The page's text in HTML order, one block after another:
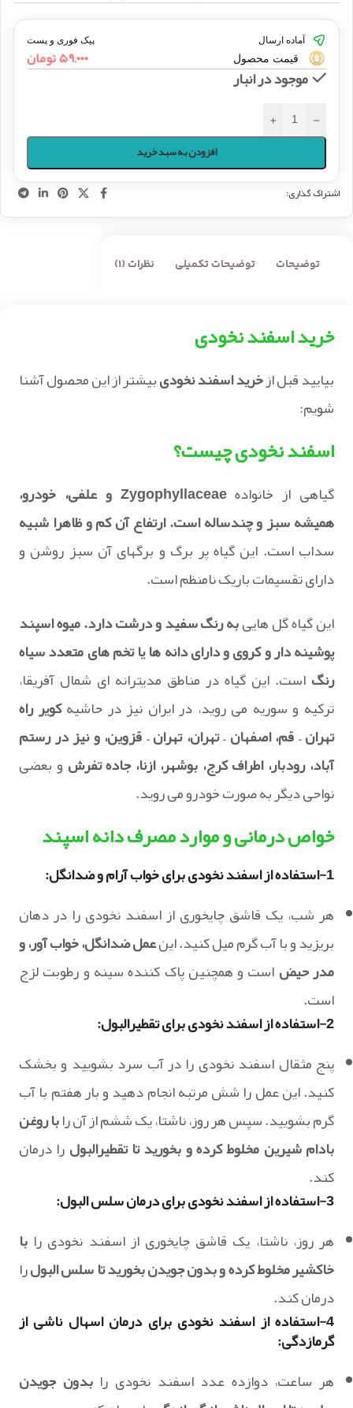
آماده ارسال پیک فوری و پست
قیمت محصول ۵۹,۰۰۰تومان
موجود در انبار
-
+
افزودن به سبد خرید
اشتراک گذاری:
توضیحات توضیحات تکمیلی نظرات (1)
خرید اسفند نخودی
بیایید قبل ازخرید اسفند نخودیبیشتر از این محصول آشنا
شویم:
اسفند نخودی چیست؟
گیاهی از خانواده
Zygophyllaceae و علفی، خودرو،
همیشه سبز و چندساله است. ارتفاع آن کم و ظاهرا شبیه
سداب است. این گیاه پر برگ و برگهای آن سبز روشن و
دارای تقسیمات باریک نامنظم است.
این گیاه گل هاییبه رنگ سفید و درشت دارد. میوه اسپند
پوشینه دار و کروی و دارای دانه ها یا تخم های متعدد سیاه
رنگ است. این گیاه در مناطق مدیترانه ای شمال آفریقا،
ترکیه و سوریه می روید، در ایران نیز در حاشیهکویر راه
تهران – قم، اصفهان – تهران، تهران – قزوین، و نیز در رستم
آباد، رودبار، اطراف کرج، بوشهر، ازنا، جاده تفرش و بعضی
نواحی دیگر به صورت خودرو می روید.
خواص درمانی و موارد مصرف دانه اسپند
1-استفاده از اسفند نخودی برای خواب آرام و ضدانگل:
هر شب، یک قاشق چایخوری از اسفند نخودی را در دهان
بریزید و با آب گرم میل کنید. اینعمل ضدانگل، خواب آور، و
مدر حیضاست و همچنین پاک کننده سینه و رطوبت لزج
است.
2-استفاده از اسفند نخودی برای تقطیرالبول:
پنج مثقال اسفند نخودی را در آب سرد بشویید و بخشک
کنید. این عمل را شش مرتبه انجام دهید و بار هفتم با آب
گرم بشویید. سپس هر روز، ناشتا، یک ششم از آن رابا روغن
بادام شیرین مخلوط کرده و بخورید تا تقطیرالبولرا درمان
کند.
3-استفاده از اسفند نخودی برای درمان سلس البول:
هر روز، ناشتا، یک قاشق چایخوری از اسفند نخودی را با
خاکشیر مخلوط کرده و بدون جویدن بخورید تا سلس البولرا
درمان کند.
4-استفاده از اسفند نخودی برای درمان اسهال ناشی از
گرمازدگی:
هر ساعت، دوازده عدد اسفند نخودی را بدون جویدن